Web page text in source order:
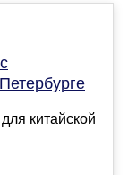
китайской